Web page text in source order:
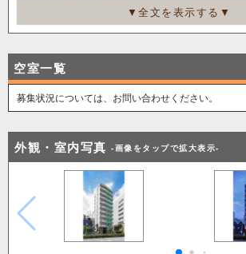
また、最寄り駅でもある恵比寿駅は、JR各線
六本木や広尾、中目黒エリアにもスムーズに
ス環境をもたらしています。
本物件の外観は、ライトカラーのタイルをベー
その姿は、恵比寿という華やかな街並みに調
存在感を示しています。
エントランスや風除室、ロビーにおいては、
ることで重厚感と高級感を演出しました。
各住戸の間取りはシングル・DINKS層を想定
類をご用意しています。
1LDKタイプは、おしゃれなカウンターキッチ
▼全文を表示する▼
空室一覧
募集状況については、お問い合わせください。
外観・室内写真 -画像をタップで拡大表示-